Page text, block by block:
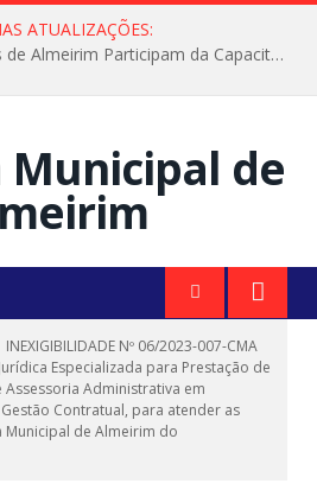
ATUALIZAÇÕES:
Servidores e Vereadores de Almeirim Participam da Capacitação “Orientar é a Nossa Missão”
INEXIGIBILIDADE Nº 06/2023-007-CMA
Especializada para Prestação de
Assessoria Administrativa em
Contratual, para atender as
Municipal de Almeirim do